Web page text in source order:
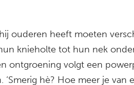
ouderen heeft moeten
knieholte tot hun nek
ontgroening volgt een
‘Smerig hè? Hoe meer je van